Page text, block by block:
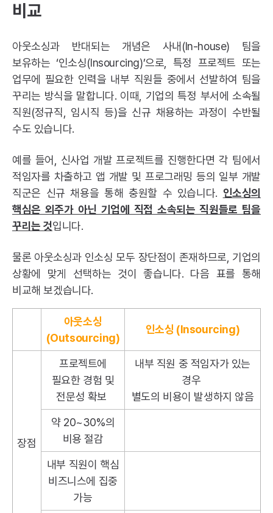
비교
아웃소싱과 반대되는 개념은 사내(In-house) 팀을
보유하는 ‘인소싱(Insourcing)’으로, 특정 프로젝트 또는
업무에 필요한 인력을 내부 직원들 중에서 선발하여 팀을
꾸리는 방식을 말합니다. 이때, 기업의 특정 부서에 소속될
직원(정규직, 임시직 등)을 신규 채용하는 과정이 수반될
수도 있습니다.
예를 들어, 신사업 개발 프로젝트를 진행한다면 각 팀에서
적임자를 차출하고 앱 개발 및 프로그래밍 등의 일부 개발
직군은 신규 채용을 통해 충원할 수 있습니다. 인소싱의
핵심은 외주가 아닌 기업에 직접 소속되는 직원들로 팀을
꾸리는 것입니다.
물론 아웃소싱과 인소싱 모두 장단점이 존재하므로, 기업의
상황에 맞게 선택하는 것이 좋습니다. 다음 표를 통해
비교해 보겠습니다.
아웃소싱
(Outsourcing)
인소싱 (Insourcing)
장점
프로젝트에
필요한 경험 및
전문성 확보
내부 직원 중 적임자가 있는
경우
별도의 비용이 발생하지 않음
약 20~30%의
비용 절감
내부 직원이 핵심
비즈니스에 집중
가능